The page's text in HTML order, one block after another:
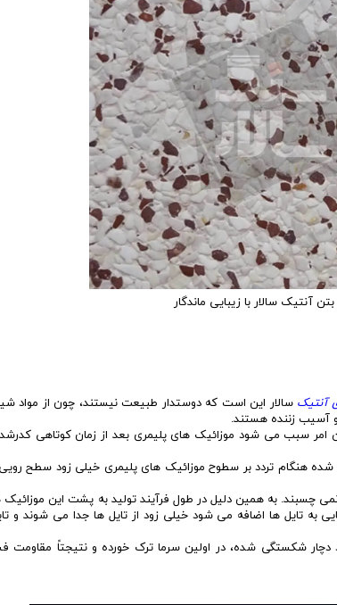
آنتیک سالار با زیبایی ماندگار
آنتیک سالار این است که دوستدار طبیعت نیستند، چون از مواد
آسیب زننده هستند.
سبب می شود موزائیک های پلیمری بعد از زمان کوتاهی کدرشده
هنگام تردد بر سطوح موزائیک های پلیمری خیلی زود سطح
چسبند. به همین دلیل در طول فرآیند تولید به پشت این
به تایل ها اضافه می شود خیلی زود از تایل ها جدا می شوند و
دچار شکستگی شده، در اولین سرما ترک خورده و نتیجتاً